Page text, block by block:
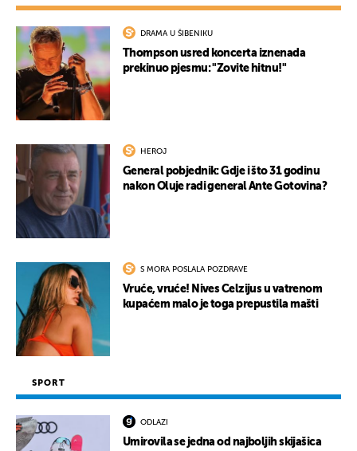
DRAMA U ŠIBENIKU
Thompson usred koncerta iznenada
prekinuo pjesmu: "Zovite hitnu!"
HEROJ
General pobjednik: Gdje i što 31 godinu
nakon Oluje radi general Ante Gotovina?
S MORA POSLALA POZDRAVE
Vruće, vruće! Nives Celzijus u vatrenom
kupaćem malo je toga prepustila mašti
SPORT
ODLAZI
Umirovila se jedna od najboljih skijašica